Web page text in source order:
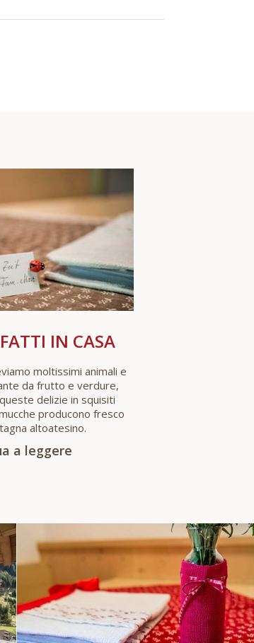
IN CASA
moltissimi animali e
da frutto e verdure,
delizie in squisiti
producono fresco
altoatesino.
a leggere
IMPRESSIONI